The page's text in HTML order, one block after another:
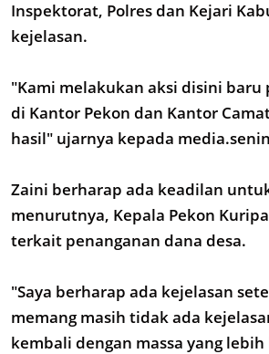
Inspektorat, Polres dan Kejari
kejelasan.
"Kami melakukan aksi disini
di Kantor Pekon dan Kantor
hasil" ujarnya kepada
Zaini berharap ada keadilan
menurutnya, Kepala Pekon
terkait penanganan dana desa.
"Saya berharap ada kejelasan
memang masih tidak ada
kembali dengan massa yang